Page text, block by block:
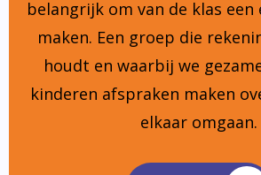
belangrijk om van de klas
maken. Een groep die
houdt en waarbij we
kinderen afspraken maken
elkaar omgaan.